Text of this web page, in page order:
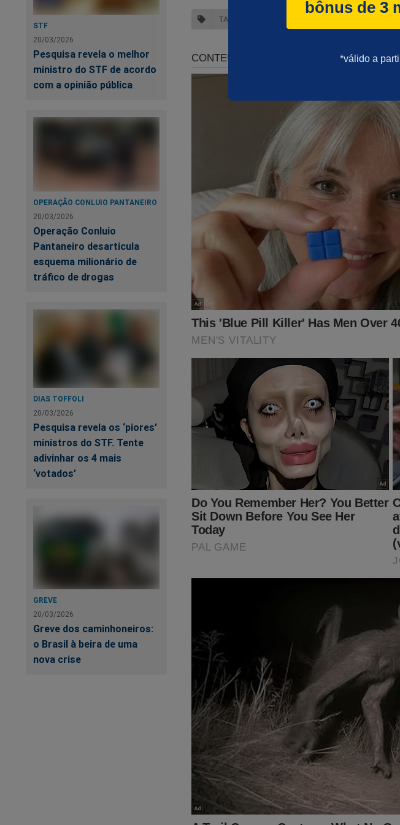
bônus de 3
*válido a
STF
20/03/2026
Pesquisa revela o melhor
ministro do STF de acordo
com a opinião pública
OPERAÇÃO CONLUIO PANTANEIRO
20/03/2026
Operação Conluio
Pantaneiro desarticula
esquema milionário de
tráfico de drogas
DIAS TOFFOLI
20/03/2026
Pesquisa revela os ‘piores’
ministros do STF. Tente
adivinhar os 4 mais
‘votados’
GREVE
20/03/2026
Greve dos caminhoneiros:
o Brasil à beira de uma
nova crise
Jornal da Cidade Online está sofrendo
política, através da malfadada CPI,
Ajude para que a verdade prevaleça!
Faça a sua assinatura, tenha acesso ao
o jornalismo independente.
Clique no link abaixo:
TARCÍSIO DE FREITAS